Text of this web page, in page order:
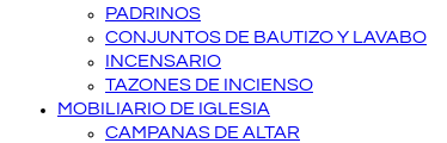
PADRINOS
CONJUNTOS DE BAUTIZO Y LAVABO
INCENSARIO
TAZONES DE INCIENSO
MOBILIARIO DE IGLESIA
CAMPANAS DE ALTAR